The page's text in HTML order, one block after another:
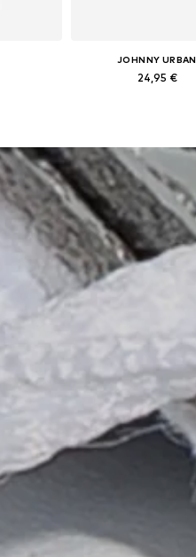
JOHNNY URBAN
24,95 €